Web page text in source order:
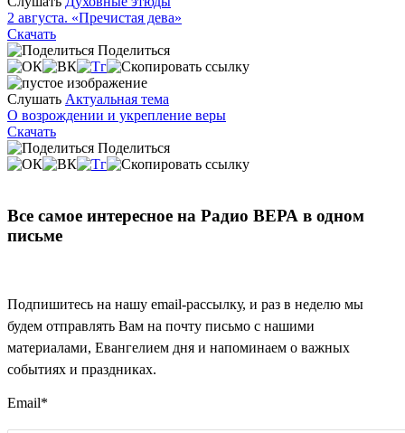
2 августа. «Пречистая дева»
Скачать
Поделиться
Слушать Актуальная тема
О возрождении и укрепление веры
Скачать
Поделиться
Все самое интересное на Радио ВЕРА в одном
письме
Подпишитесь на нашу email-рассылку, и раз в неделю мы
будем отправлять Вам на почту письмо с нашими
материалами, Евангелием дня и напоминаем о важных
событиях и праздниках.
Email*